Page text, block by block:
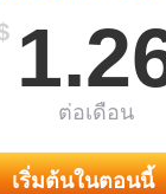
ต่อเดือน
เริ่มต้นในตอนนี้